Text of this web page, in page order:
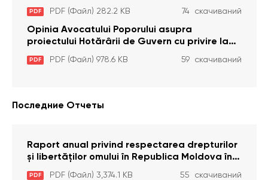
care interzic angajarea în organizațiile de
pază particulară a persoanelor condamnate
pentru comiterea cu intenție a unor infracțiuni
a fost luată în considerare de Curtea
Constituțională
PDF PDF (Файл) 282.2 KB 74 скачиваний
Opinia Avocatului Poporului asupra
proiectului Hotărârii de Guvern cu privire la
aprobarea proiectului de lege privind
activitatea sanitară veterinarăa
PDF PDF (Файл) 978.6 KB 59 скачиваний
Последние Отчеты
Raport anual privind respectarea drepturilor
și libertăților omului în Republica Moldova în
anul 2023
PDF PDF (Файл) 3,374.1 KB 55 скачиваний